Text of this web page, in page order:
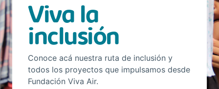
Viva la
inclusión
Conoce acá nuestra ruta de inclusión y
todos los proyectos que impulsamos desde
Fundación Viva Air.